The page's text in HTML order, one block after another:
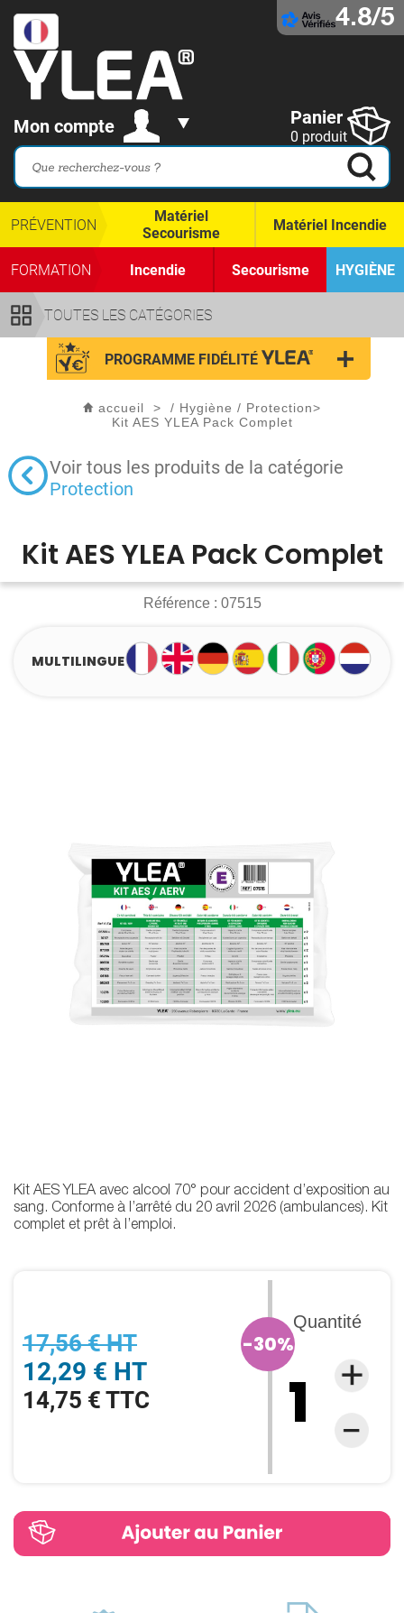
4.8/5
Mon compte Panier
0 produit
TOUTES LES CATÉGORIES
PRÉVENTION
Matériel
Secourisme
Matériel Incendie
FORMATION Incendie Secourisme HYGIÈNE
PROGRAMME FIDÉLITÉ
accueil > / Hygiène / Protection>
Kit AES YLEA Pack Complet
Voir tous les produits de la catégorie
Protection
Kit AES YLEA Pack Complet
Référence : 07515
MULTILINGUE
17,56 € HT
12,29 € HT
14,75 € TTC
-30%
Quantité
Kit AES YLEA avec alcool 70° pour accident d’exposition au
sang. Conforme à l’arrêté du 20 avril 2026 (ambulances). Kit
complet et prêt à l’emploi.